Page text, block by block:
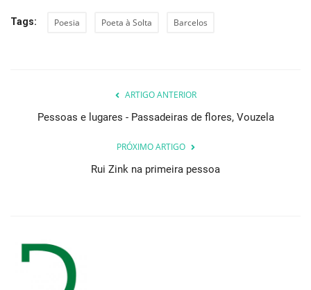
Tags: Poesia Poeta à Solta Barcelos
ARTIGO ANTERIOR
Pessoas e lugares - Passadeiras de flores, Vouzela
PRÓXIMO ARTIGO
Rui Zink na primeira pessoa